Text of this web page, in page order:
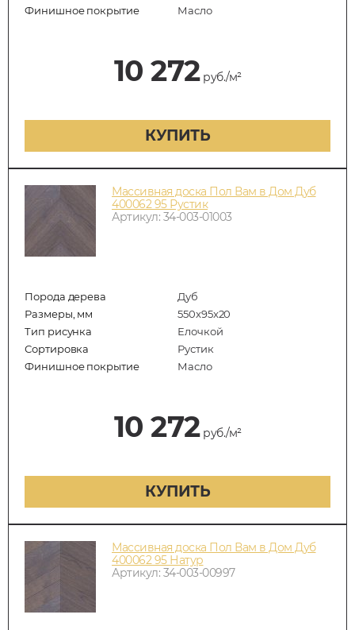
Финишное покрытие
Масло
10 272руб./м²
КУПИТЬ
Массивная доска Пол Вам в Дом Дуб
400062 95 Рустик
Артикул: 34-003-01003
Порода дерева
Дуб
Размеры, мм
550x95x20
Тип рисунка
Елочкой
Сортировка
Рустик
Финишное покрытие
Масло
10 272руб./м²
КУПИТЬ
Массивная доска Пол Вам в Дом Дуб
400062 95 Натур
Артикул: 34-003-00997